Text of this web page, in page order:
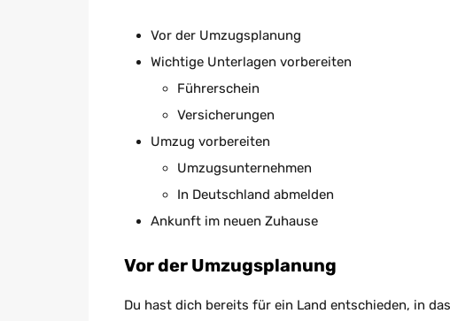
Vor der Umzugsplanung
Wichtige Unterlagen vorbereiten
Führerschein
Versicherungen
Umzug vorbereiten
Umzugsunternehmen
In Deutschland abmelden
Ankunft im neuen Zuhause
Vor der Umzugsplanung
Du hast dich bereits für ein Land entschieden, in